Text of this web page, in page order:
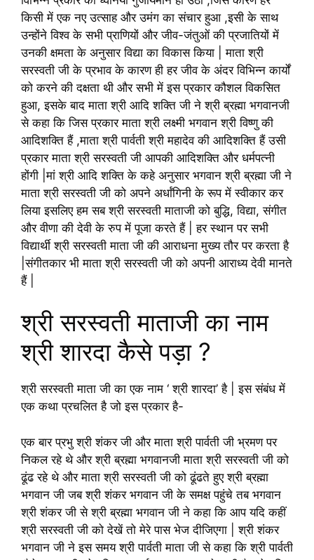
किसी में एक नए उत्साह और उमंग का संचार हुआ ,इसी के साथ
उन्होंने विश्व के सभी प्राणियों और जीव-जंतुओं की प्रजातियों में
उनकी क्षमता के अनुसार विद्या का विकास किया | माता श्री
सरस्वती जी के प्रभाव के कारण ही हर जीव के अंदर विभिन्न कार्यों
को करने की दक्षता थी और सभी में इस प्रकार कौशल विकसित
हुआ, इसके बाद माता श्री आदि शक्ति जी ने श्री ब्रह्मा भगवानजी
से कहा कि जिस प्रकार माता श्री लक्ष्मी भगवान श्री विष्णु की
आदिशक्ति हैं ,माता श्री पार्वती श्री महादेव की आदिशक्ति हैं उसी
प्रकार माता श्री सरस्वती जी आपकी आदिशक्ति और धर्मपत्नी
होंगी |मां श्री आदि शक्ति के कहे अनुसार भगवान श्री ब्रह्मा जी ने
माता श्री सरस्वती जी को अपने अर्धांगिनी के रूप में स्वीकार कर
लिया इसलिए हम सब श्री सरस्वती माताजी को बुद्धि, विद्या, संगीत
और वीणा की देवी के रुप में पूजा करते हैं | हर स्थान पर सभी
विद्यार्थी श्री सरस्वती माता जी की आराधना मुख्य तौर पर करता है
|संगीतकार भी माता श्री सरस्वती जी को अपनी आराध्य देवी मानते
हैं |
श्री सरस्वती माताजी का नाम
श्री शारदा कैसे पड़ा ?
श्री सरस्वती माता जी का एक नाम ‘ श्री शारदा’ है | इस संबंध में
एक कथा प्रचलित है जो इस प्रकार है-
एक बार प्रभु श्री शंकर जी और माता श्री पार्वती जी भ्रमण पर
निकल रहे थे और श्री ब्रह्मा भगवानजी माता श्री सरस्वती जी को
ढूंढ रहे थे और माता श्री सरस्वती जी को ढूंढते हुए श्री ब्रह्मा
भगवान जी जब श्री शंकर भगवान जी के समक्ष पहुंचे तब भगवान
श्री शंकर जी से श्री ब्रह्मा भगवान जी ने कहा कि आप यदि कहीं
श्री सरस्वती जी को देखें तो मेरे पास भेज दीजिएगा | श्री शंकर
भगवान जी ने इस समय श्री पार्वती माता जी से कहा कि श्री पार्वती